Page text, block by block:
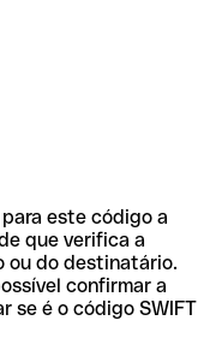
este código a
que verifica a
ou do destinatário.
confirmar a
se é o código SWIFT